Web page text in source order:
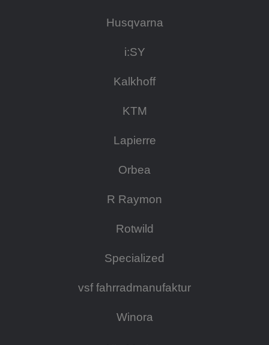
Husqvarna
i:SY
Kalkhoff
KTM
Lapierre
Orbea
R Raymon
Rotwild
Specialized
vsf fahrradmanufaktur
Winora